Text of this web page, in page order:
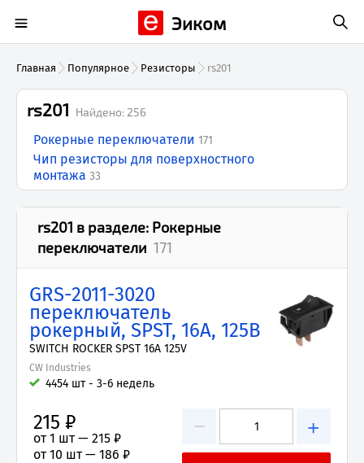
Эиком
Главная Популярное Резисторы rs201
rs201 Найдено: 256
Рокерные переключатели 171
Чип резисторы для поверхностного
монтажа 33
rs201 в разделе: Рокерные
переключатели 171
GRS-2011-3020
переключатель
рокерный, SPST, 16А, 125В
SWITCH ROCKER SPST 16A 125V
CW Industries
4454 шт - 3-6 недель
− +
215 ₽
от 1 шт — 215 ₽
от 10 шт — 186 ₽